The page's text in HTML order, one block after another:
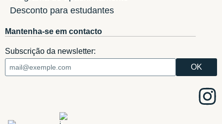
Desconto para estudantes
Mantenha-se em contacto
Subscrição da newsletter: